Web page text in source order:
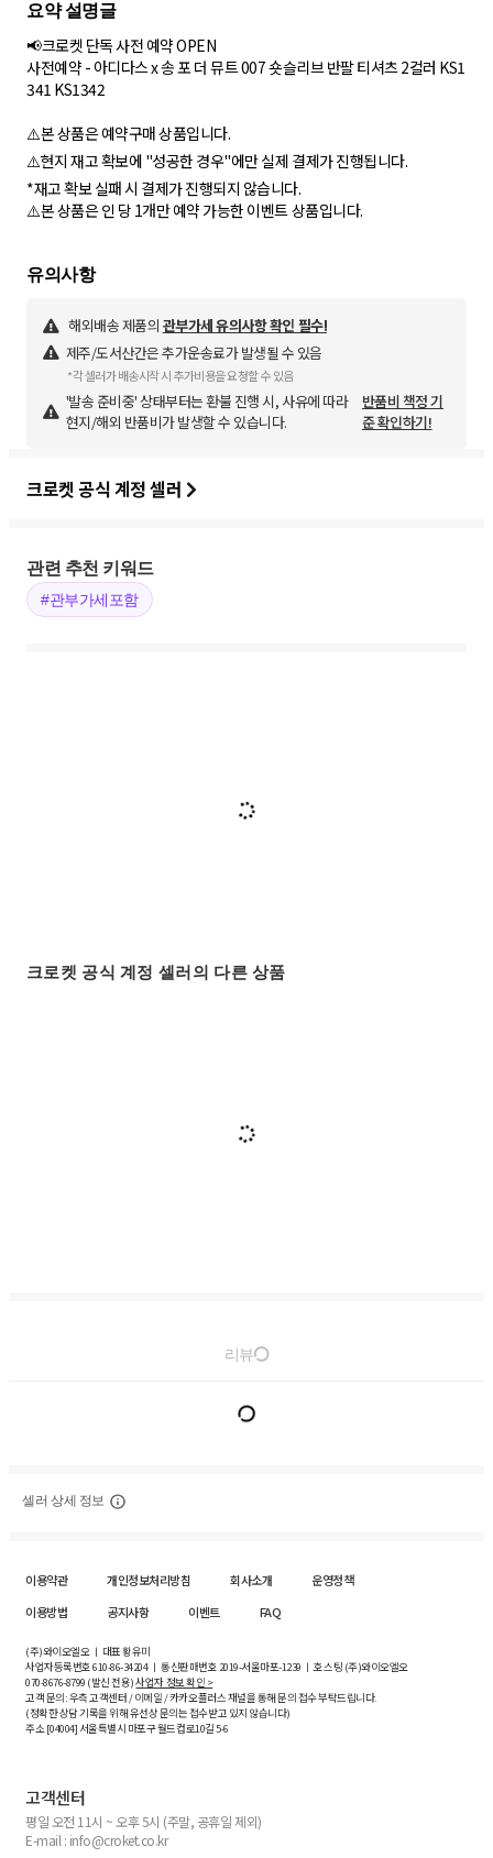
요약 설명글
📢크로켓 단독 사전 예약 OPEN
사전예약 - 아디다스 x 송 포 더 뮤트 007 숏슬리브 반팔 티셔츠 2컬러 KS1
341 KS1342
⚠️본 상품은 예약구매 상품입니다.
⚠️현지 재고 확보에 "성공한 경우"에만 실제 결제가 진행됩니다.
*재고 확보 실패 시 결제가 진행되지 않습니다.
⚠️본 상품은 인 당 1개만 예약 가능한 이벤트 상품입니다.
유의사항
해외배송 제품의 관부가세 유의사항 확인 필수!
제주/도서산간은 추가운송료가 발생될 수 있음
*각 셀러가 배송시작 시 추가비용을 요청할 수 있음
'발송 준비중' 상태부터는 환불 진행 시, 사유에 따라
현지/해외 반품비가 발생할 수 있습니다.
반품비 책정 기
준 확인하기!
크로켓 공식 계정 셀러
관련 추천 키워드
#관부가세포함
크로켓 공식 계정 셀러의 다른 상품
리뷰
셀러 상세 정보
이용약관 개인정보처리방침 회사소개
운영정책
이용방법
공지사항 이벤트 FAQ
(주)와이오엘오 ㅣ 대표 황유미
사업자등록번호610-86-34204ㅣ 통신판매번호 2019-서울마포-1239 ㅣ 호스팅 (주)와이오엘오
070-8676-8799 (발신 전용)사업자 정보 확인 >
고객 문의: 우측 고객센터 / 이메일 / 카카오플러스 채널을 통해 문의 접수 부탁드립니다.
(정확한 상담 기록을 위해 유선상 문의는 접수받고 있지 않습니다)
주소 [04004] 서울특별시 마포구 월드컵로10길5-6
고객센터
평일 오전 11시 ~ 오후 5시 (주말, 공휴일 제외)
E-mail : info@croket.co.kr